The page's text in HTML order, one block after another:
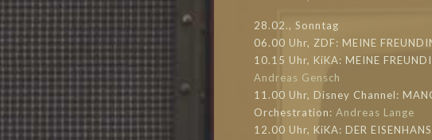
28.02., Sonntag
06.00 Uhr, ZDF: MEINE
10.15 Uhr, KiKA: MEINE
Andreas Gensch
11.00 Uhr, Disney Channel:
Orchestration: Andreas Lange
12.00 Uhr, KiKA: DER